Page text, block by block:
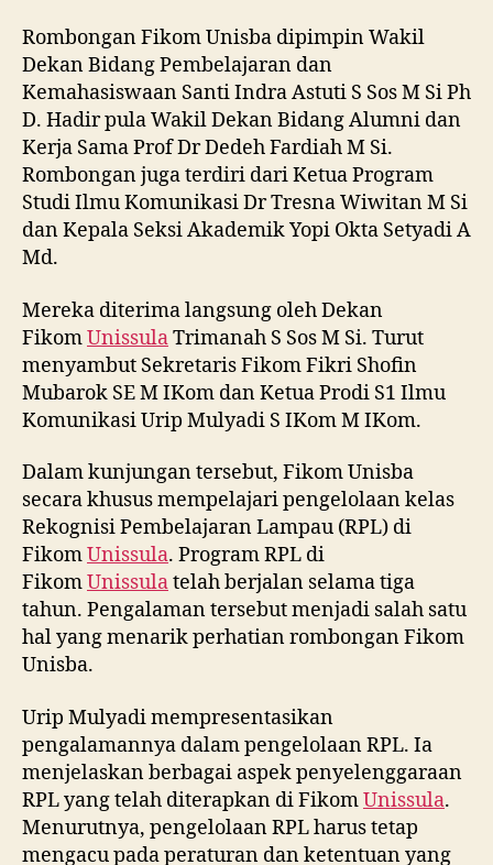
Rombongan Fikom Unisba dipimpin Wakil
Dekan Bidang Pembelajaran dan
Kemahasiswaan Santi Indra Astuti S Sos M Si Ph
D. Hadir pula Wakil Dekan Bidang Alumni dan
Kerja Sama Prof Dr Dedeh Fardiah M Si.
Rombongan juga terdiri dari Ketua Program
Studi Ilmu Komunikasi Dr Tresna Wiwitan M Si
dan Kepala Seksi Akademik Yopi Okta Setyadi A
Md.
Mereka diterima langsung oleh Dekan
FikomUnissulaTrimanah S Sos M Si. Turut
menyambut Sekretaris Fikom Fikri Shofin
Mubarok SE M IKom dan Ketua Prodi S1 Ilmu
Komunikasi Urip Mulyadi S IKom M IKom.
Dalam kunjungan tersebut, Fikom Unisba
secara khusus mempelajari pengelolaan kelas
Rekognisi Pembelajaran Lampau (RPL) di
FikomUnissula. Program RPL di
FikomUnissulatelah berjalan selama tiga
tahun. Pengalaman tersebut menjadi salah satu
hal yang menarik perhatian rombongan Fikom
Unisba.
Urip Mulyadi mempresentasikan
pengalamannya dalam pengelolaan RPL. Ia
menjelaskan berbagai aspek penyelenggaraan
RPL yang telah diterapkan di FikomUnissula.
Menurutnya, pengelolaan RPL harus tetap
mengacu pada peraturan dan ketentuan yang